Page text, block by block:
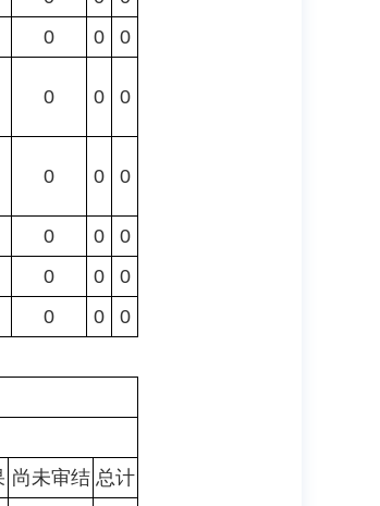
0 0 0
0 0 0
0 0 0
0 0
0
0 0
0
0 0
0
尚未审结 总计